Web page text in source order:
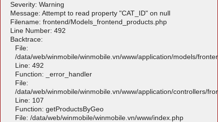
Severity: Warning
Message: Attempt to read property "CAT_ID" on null
Filename: frontend/Models_frontend_products.php
Line Number: 492
Backtrace:
File:
/data/web/winmobile/winmobile.vn/www/application/models/
Line: 492
Function: _error_handler
File:
/data/web/winmobile/winmobile.vn/www/application/controllers/
Line: 107
Function: getProductsByGeo
File: /data/web/winmobile/winmobile.vn/www/index.php